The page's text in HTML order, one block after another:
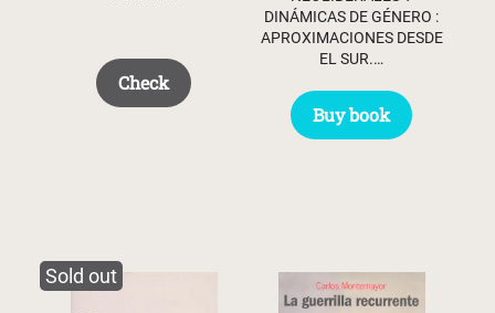
Check
DINÁMICAS DE GÉNERO :
APROXIMACIONES DESDE
EL SUR.…
Buy book
Sold out